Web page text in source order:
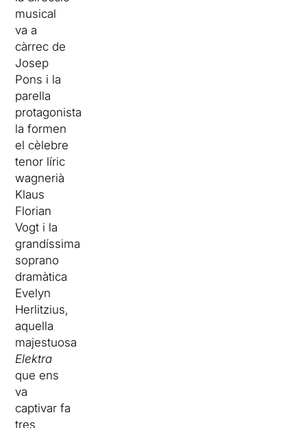
musical
va a
càrrec de
Josep
Pons i la
parella
protagonista
la formen
el cèlebre
tenor líric
wagnerià
Klaus
Florian
Vogt i la
grandíssima
soprano
dramàtica
Evelyn
Herlitzius,
aquella
majestuosa
Elektra
que ens
va
captivar fa
tres